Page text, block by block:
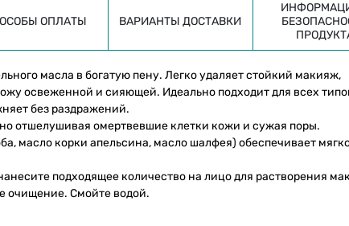
ОПЛАТЫ ВАРИАНТЫ ДОСТАВКИ
масла в богатую пену. Легко удаляет стойкий макияж,
освеженной и сияющей. Идеально подходит для всех
без раздражений.
отшелушивая омертвевшие клетки кожи и сужая поры.
масло корки апельсина, масло шалфея) обеспечивает
подходящее количество на лицо для растворения
очищение. Смойте водой.